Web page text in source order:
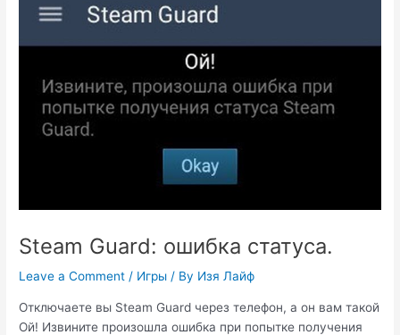
Steam Guard: ошибка статуса.
Leave a Comment / Игры / By Изя Лайф
Отключаете вы Steam Guard через телефон, а он вам такой
Ой! Извините произошла ошибка при попытке получения